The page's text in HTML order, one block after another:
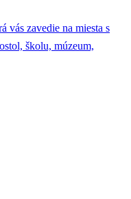
vás zavedie na miesta s
školu, múzeum,